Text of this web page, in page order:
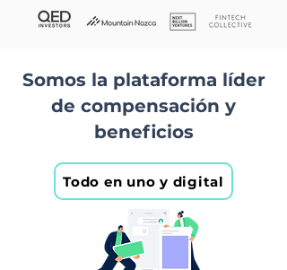
Somos la plataforma líder
de compensación y
beneficios
Todo en uno y digital